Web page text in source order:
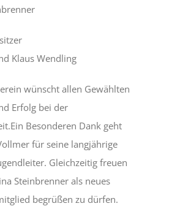
Beisitzer
Klaus Wendling
wünscht allen Gewählten
Erfolg bei der
Besonderen Dank geht
für seine langjährige
Gleichzeitig freuen
Steinbrenner als neues
begrüßen zu dürfen.